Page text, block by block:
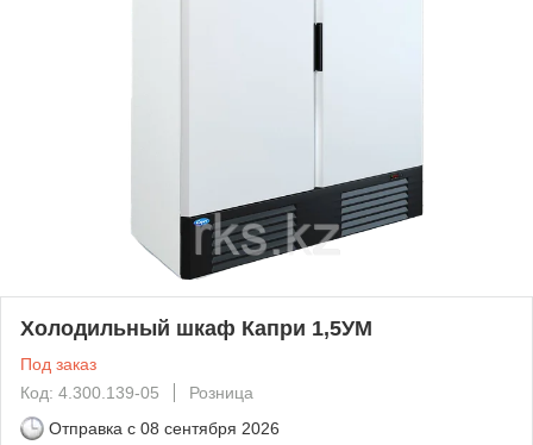
Холодильный шкаф Капри 1,5УМ
Под заказ
Код: 4.300.139-05
Розница
Отправка с 08 сентября 2026